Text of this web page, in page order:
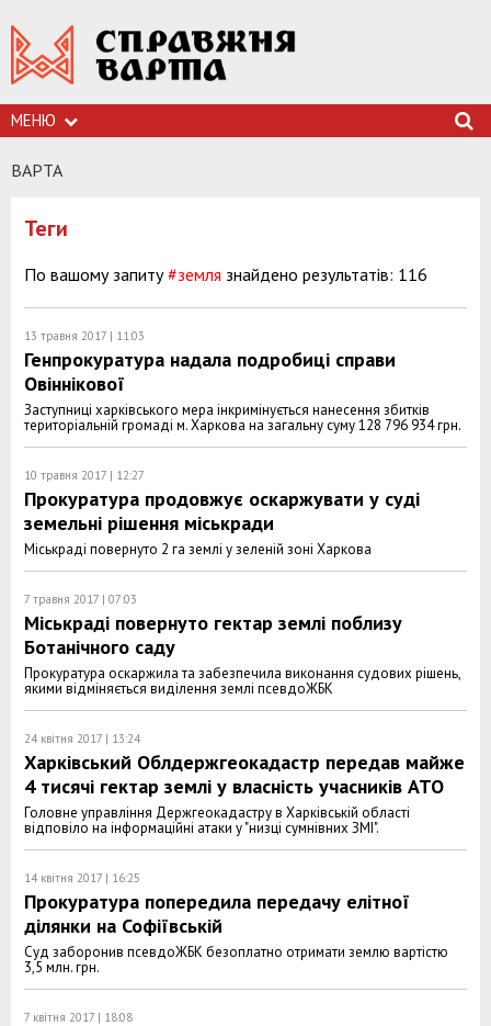
МЕНЮ
ВАРТА
Теги
По вашому запиту#земля знайдено результатів: 116
13 травня 2017 | 11:03
Генпрокуратура надала подробиці справи
Овіннікової
Заступниці харківського мера інкримінується нанесення збитків
територіальній громаді м. Харкова на загальну суму 128 796 934 грн.
10 травня 2017 | 12:27
Прокуратура продовжує оскаржувати у суді
земельні рішення міськради
Міськраді повернуто 2 га землі у зеленій зоні Харкова
7 травня 2017 | 07:03
Міськраді повернуто гектар землі поблизу
Ботанічного саду
Прокуратура оскаржила та забезпечила виконання судових рішень,
якими відміняється виділення землі псевдоЖБК
24 квітня 2017 | 13:24
Харківський Облдержгеокадастр передав майже
4 тисячі гектар землі у власність учасників АТО
Головне управління Держгеокадастру в Харківській області
відповіло на інформаційні атаки у "низці сумнівних ЗМІ".
14 квітня 2017 | 16:25
Прокуратура попередила передачу елітної
ділянки на Софіївській
Суд заборонив псевдоЖБК безоплатно отримати землю вартістю
3,5 млн. грн.
7 квітня 2017 | 18:08